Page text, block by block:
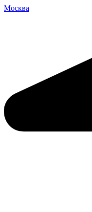
Москва